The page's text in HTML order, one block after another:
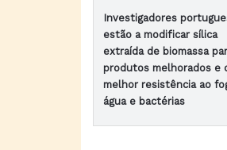
Investigadores
estão a modificar sílica
extraída de biomassa
produtos melhorados e
melhor resistência ao
água e bactérias